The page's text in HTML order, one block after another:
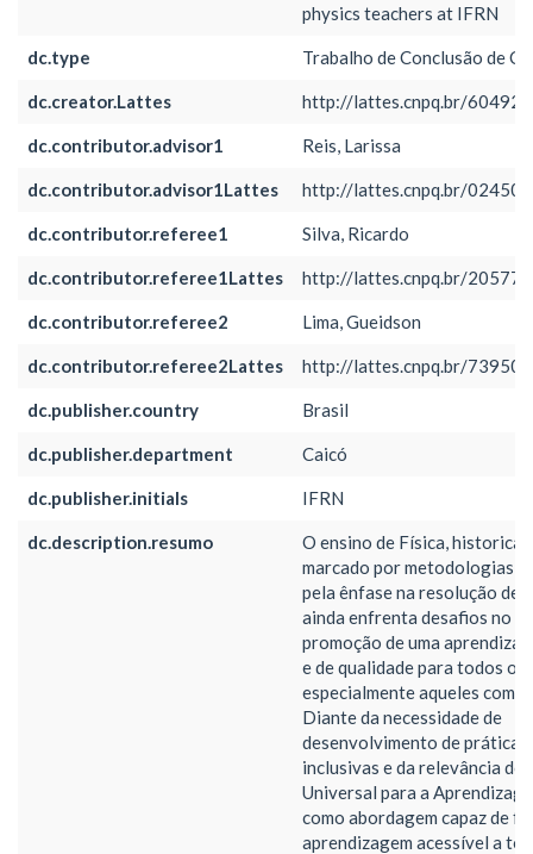
physics teachers at IFRN
dc.type Trabalho de Conclusão de
dc.creator.Lattes http://lattes.cnpq.br/
dc.contributor.advisor1 Reis, Larissa
dc.contributor.advisor1Lattes http://lattes.cnpq.br/
dc.contributor.referee1 Silva, Ricardo
dc.contributor.referee1Lattes http://lattes.cnpq.br/
dc.contributor.referee2 Lima, Gueidson
dc.contributor.referee2Lattes http://lattes.cnpq.br/
dc.publisher.country Brasil
dc.publisher.department Caicó
dc.publisher.initials IFRN
dc.description.resumo
O ensino de Física,
marcado por metodologias
pela ênfase na resolução de
ainda enfrenta desafios no
promoção de uma
e de qualidade para todos os
especialmente aqueles com
Diante da necessidade de
desenvolvimento de
inclusivas e da relevância do
Universal para a
como abordagem capaz de
aprendizagem acessível a